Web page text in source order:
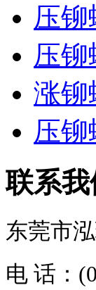
压铆
压铆
涨铆
压铆
联系我
东莞市
电 话：